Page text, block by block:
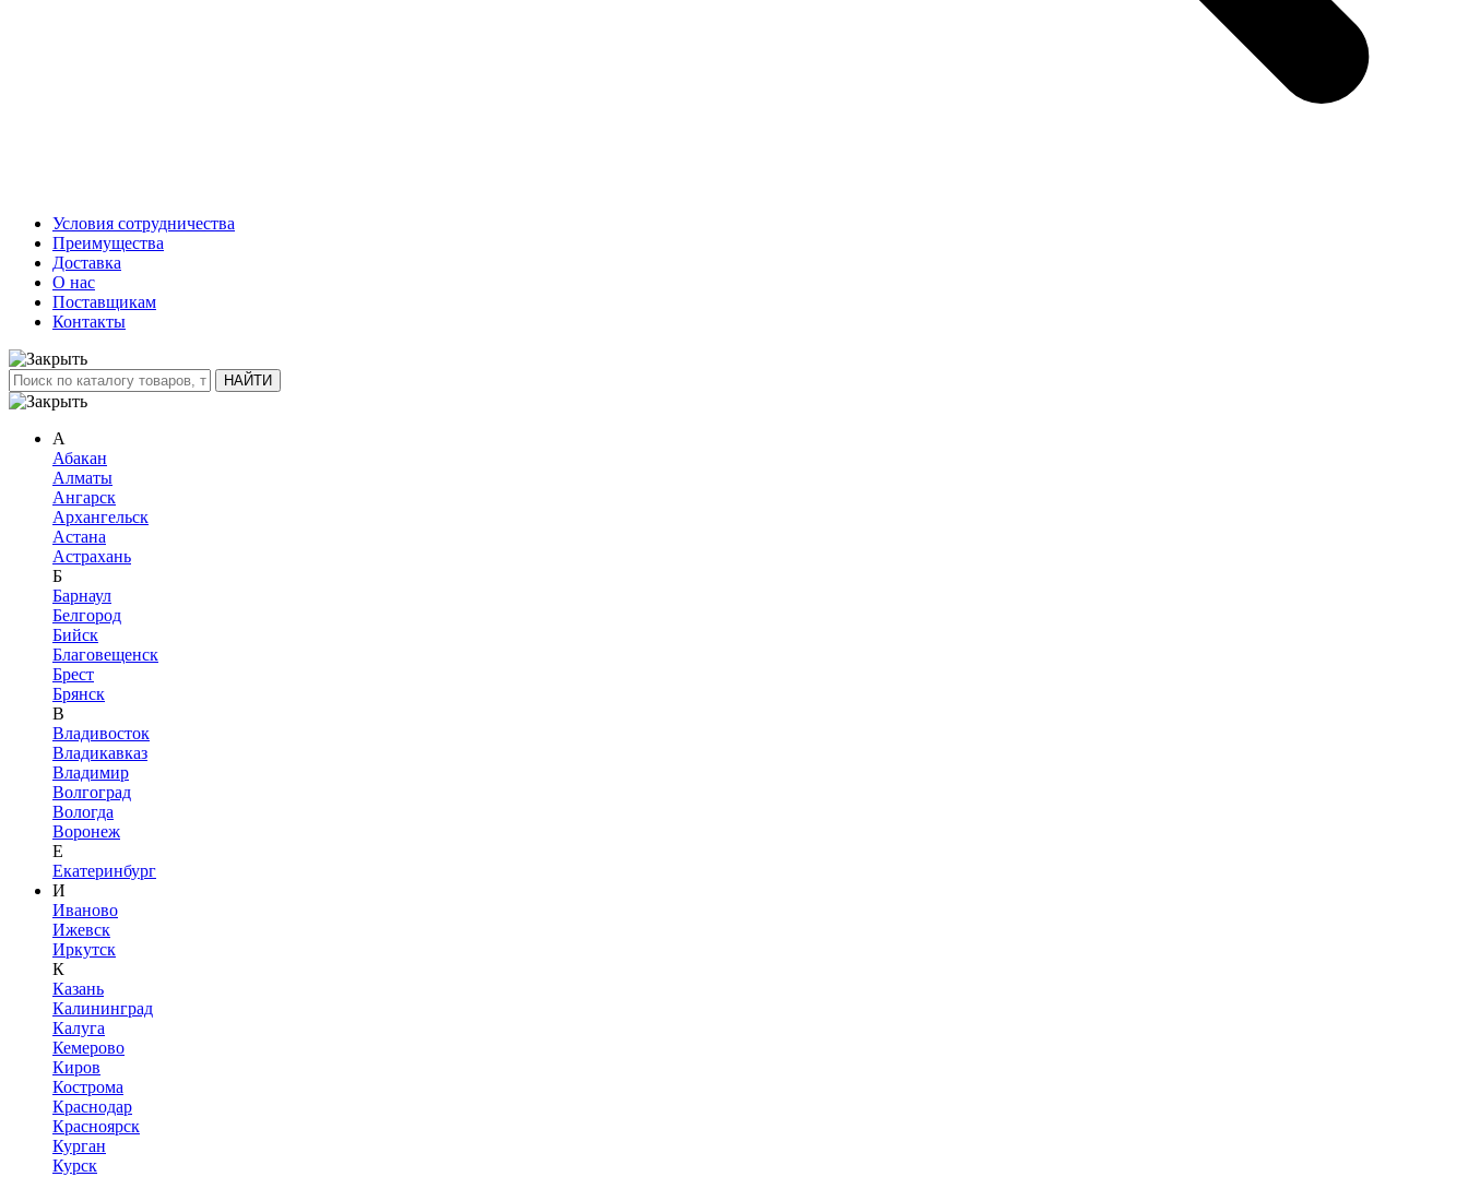
Условия сотрудничества
Преимущества
Доставка
О нас
Поставщикам
Контакты
А
Абакан
Алматы
Ангарск
Архангельск
Астана
Астрахань
Б
Барнаул
Белгород
Бийск
Благовещенск
Брест
Брянск
В
Владивосток
Владикавказ
Владимир
Волгоград
Вологда
Воронеж
Е
Екатеринбург
И
Иваново
Ижевск
Иркутск
К
Казань
Калининград
Калуга
Кемерово
Киров
Кострома
Краснодар
Красноярск
Курган
Курск